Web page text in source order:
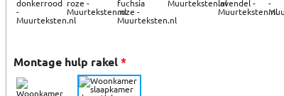
Montage hulp rakel*